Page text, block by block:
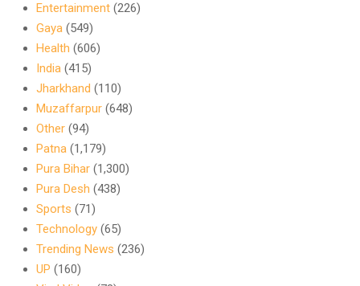
Entertainment (226)
Gaya (549)
Health (606)
India (415)
Jharkhand (110)
Muzaffarpur (648)
Other (94)
Patna (1,179)
Pura Bihar (1,300)
Pura Desh (438)
Sports (71)
Technology (65)
Trending News (236)
UP (160)